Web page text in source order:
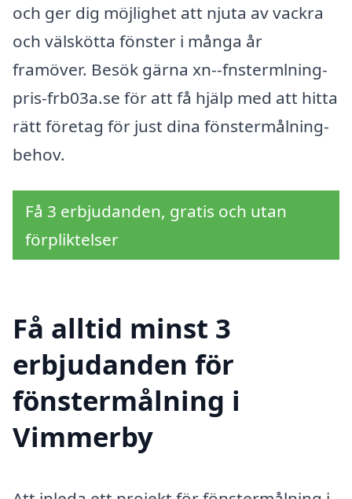
och ger dig möjlighet att njuta av vackra
och välskötta fönster i många år
framöver. Besök gärna xn--fnstermlning-
pris-frb03a.se för att få hjälp med att hitta
rätt företag för just dina fönstermålning-
behov.
Få 3 erbjudanden, gratis och utan
förpliktelser
Få alltid minst 3
erbjudanden för
fönstermålning i
Vimmerby